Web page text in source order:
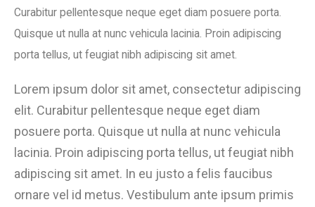
Curabitur pellentesque neque eget diam posuere porta.
Quisque ut nulla at nunc vehicula lacinia. Proin adipiscing
porta tellus, ut feugiat nibh adipiscing sit amet.
Lorem ipsum dolor sit amet, consectetur adipiscing
elit. Curabitur pellentesque neque eget diam
posuere porta. Quisque ut nulla at nunc vehicula
lacinia. Proin adipiscing porta tellus, ut feugiat nibh
adipiscing sit amet. In eu justo a felis faucibus
ornare vel id metus. Vestibulum ante ipsum primis